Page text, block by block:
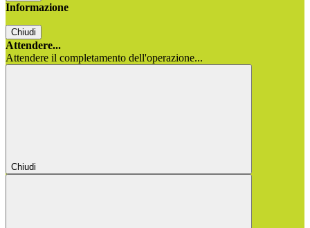
Informazione
Chiudi
Attendere...
Attendere il completamento dell'operazione...
Chiudi